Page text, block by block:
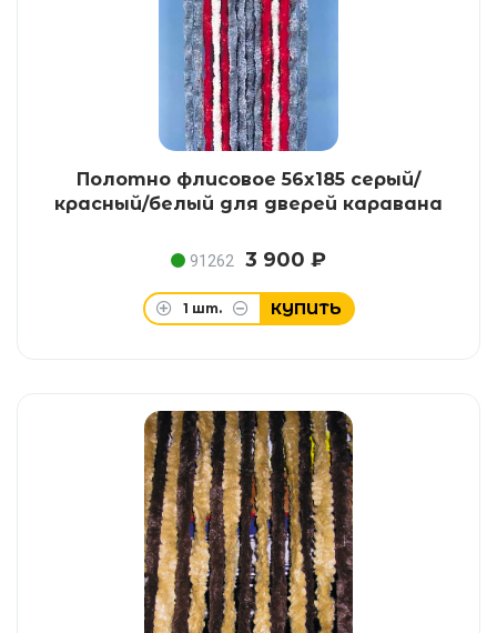
Полотно флисовое 56x185 серый/
красный/белый для дверей каравана
91262 3 900 ₽
1 шт. КУПИТЬ